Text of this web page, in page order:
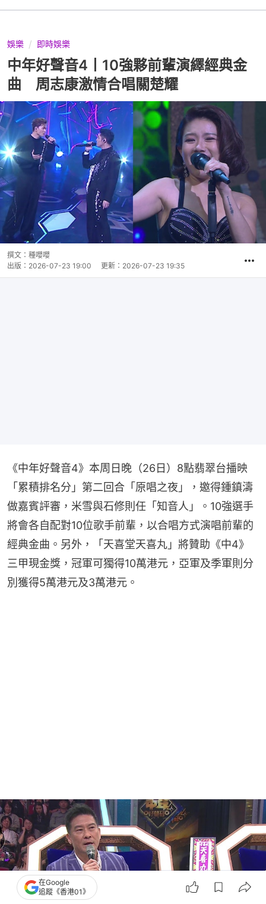
娛樂 即時娛樂
中年好聲音4丨10強夥前輩演繹經典金
曲 周志康激情合唱關楚耀
撰文： 種嚶嚶
出版： 2026-07-23 19:00 更新： 2026-07-23 19:35
《中年好聲音4》本周日晚（26日）8點翡翠台播映
「累積排名分」第二回合「原唱之夜」，邀得鍾鎮濤
做嘉賓評審，米雪與石修則任「知音人」。10強選手
將會各自配對10位歌手前輩，以合唱方式演唱前輩的
經典金曲。另外，「天喜堂天喜丸」將贊助《中4》
三甲現金獎，冠軍可獨得10萬港元，亞軍及季軍則分
別獲得5萬港元及3萬港元。
在Google
追蹤《香港01》